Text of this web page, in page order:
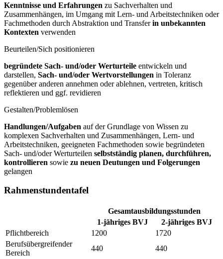
Kenntnisse und Erfahrungen zu Sachverhalten und
Zusammenhängen, im Umgang mit Lern- und Arbeitstechniken oder
Fachmethoden durch Abstraktion und Transferin unbekannten
Kontexten verwenden
Beurteilen/Sich positionieren
begründete Sach- und/oder Werturteile entwickeln und
darstellen, Sach- und/oder Wertvorstellungen in Toleranz
gegenüber anderen annehmen oder ablehnen, vertreten, kritisch
reflektieren und ggf. revidieren
Gestalten/Problemlösen
Handlungen/Aufgaben auf der Grundlage von Wissen zu
komplexen Sachverhalten und Zusammenhängen, Lern- und
Arbeitstechniken, geeigneten Fachmethoden sowie begründeten
Sach- und/oder Werturteilen selbstständig planen, durchführen,
kontrollieren sowie zu neuen Deutungen und Folgerungen
gelangen
Rahmenstundentafel
Gesamtausbildungsstunden
1-jähriges BVJ
2-jähriges BVJ
Pflichtbereich
1200
1720
Berufsübergreifender
Bereich
440
440